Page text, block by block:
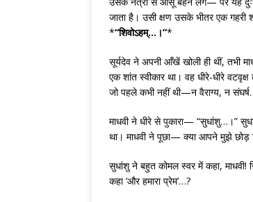
जाता है। उसी क्षण उसके भीतर एक
*“शिवोऽहम्…।”*
सूर्यदेव ने अपनी आँखें खोली ही थीं, तभी
एक शांत स्वीकार था। वह धीरे-धीरे
जो पहले कभी नहीं थी—न वैराग्य, न
माधवी ने धीरे से पुकारा— “सुधांशु…।”
था। माधवी ने पूछा— क्या आपने मुझे छोड़
सुधांशु ने बहुत कोमल स्वर में कहा,
कहा ‘और हमारा प्रेम’…?